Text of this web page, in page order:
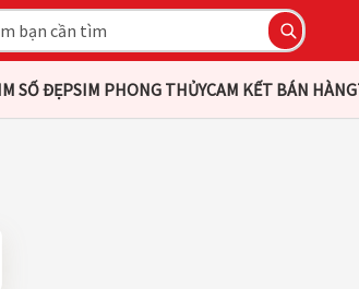
SỐ ĐẸPSIM PHONG THỦYCAM KẾT BÁN HÀNG